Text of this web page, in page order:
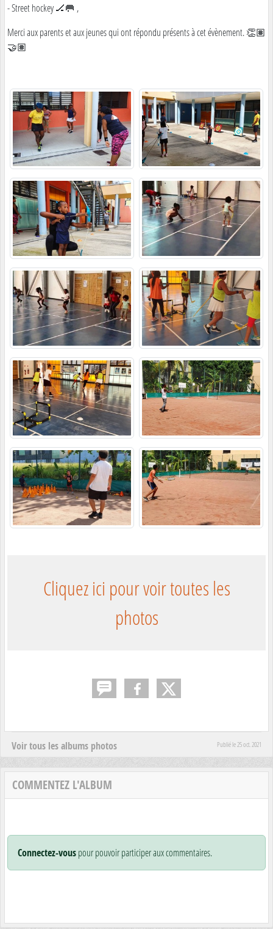
- Street hockey 🏒🥅 ,
Merci aux parents et aux jeunes qui ont répondu présents à cet évènement. 👏🏽
🤝🏽
Cliquez ici pour voir toutes les
photos
Voir tous les albums photos Publié le25 oct. 2021
COMMENTEZ L'ALBUM
Connectez-vouspour pouvoir participer aux commentaires.